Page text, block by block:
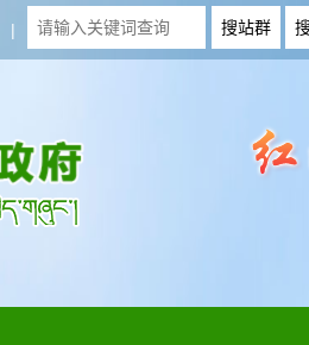
|